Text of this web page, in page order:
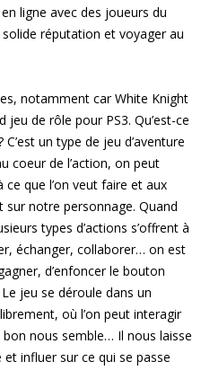
ligne avec des joueurs du
réputation et voyager au
notamment car White Knight
de rôle pour PS3. Qu’est-ce
un type de jeu d’aventure
coeur de l’action, on peut
que l’on veut faire et aux
notre personnage. Quand
types d’actions s’offrent à
échanger, collaborer… on est
d’enfoncer le bouton
jeu se déroule dans un
où l’on peut interagir
nous semble… Il nous laisse
influer sur ce qui se passe